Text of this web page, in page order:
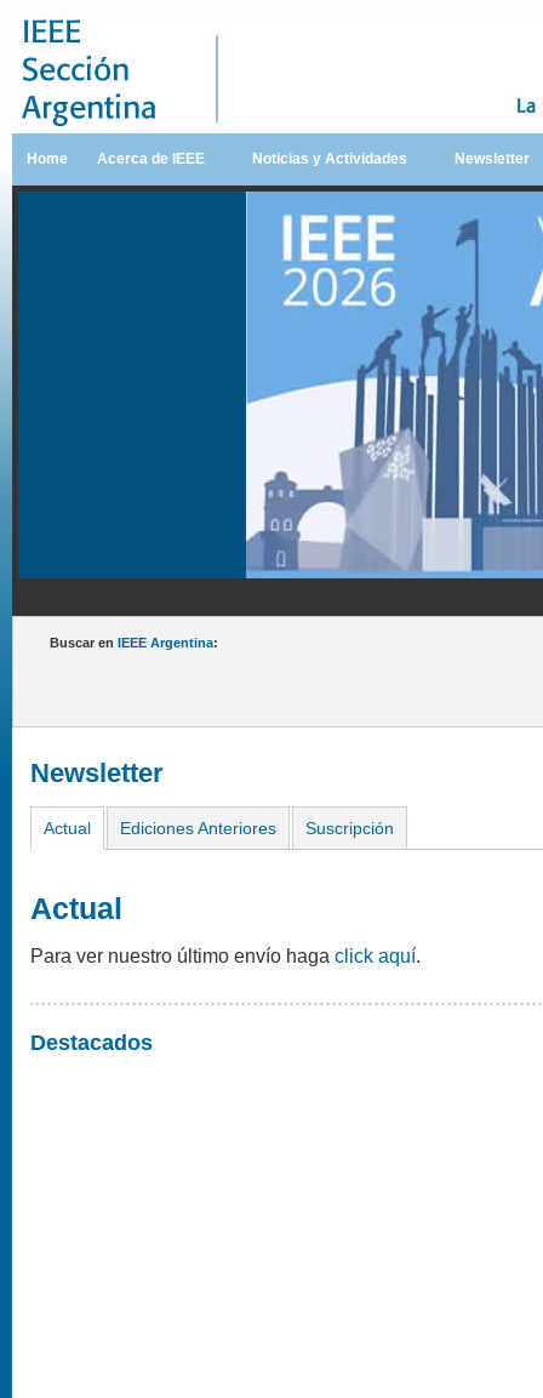
Home Acerca de IEEE Noticias y Actividades Newsletter
Buscar en IEEE Argentina:
Newsletter
Actual Ediciones Anteriores Suscripción
Actual
Para ver nuestro último envío haga click aquí.
Destacados